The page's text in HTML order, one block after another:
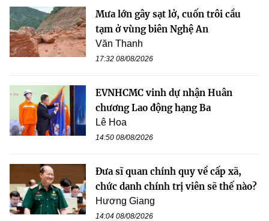
Mưa lớn gây sạt lở, cuốn trôi cầu
tạm ở vùng biên Nghệ An
Văn Thanh
17:32 08/08/2026
EVNHCMC vinh dự nhận Huân
chương Lao động hạng Ba
Lê Hoa
14:50 08/08/2026
Đưa sĩ quan chính quy về cấp xã,
chức danh chính trị viên sẽ thế nào?
Hương Giang
14:04 08/08/2026